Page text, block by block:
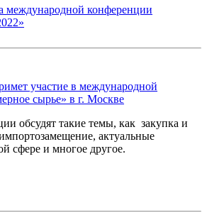
международной конференции
участие в международной
сырье» в г. Москве
обсудят такие темы, как закупка и
актуальные
сфере и многое другое.